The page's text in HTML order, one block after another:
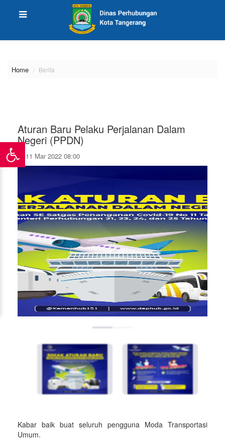
Home Berita
Aturan Baru Pelaku Perjalanan Dalam
Negeri (PPDN)
11 Mar 2022 08:00
Kabar baik buat seluruh pengguna Moda Transportasi
Umum.